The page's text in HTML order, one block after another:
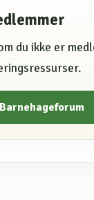
du ikke er